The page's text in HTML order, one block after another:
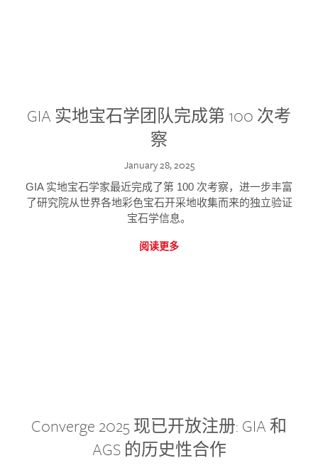
GIA 实地宝石学团队完成第 100 次考
察
January 28, 2025
GIA 实地宝石学家最近完成了第 100 次考察，进一步丰富
了研究院从世界各地彩色宝石开采地收集而来的独立验证
宝石学信息。
阅读更多
Converge 2025 现已开放注册: GIA 和
AGS 的历史性合作